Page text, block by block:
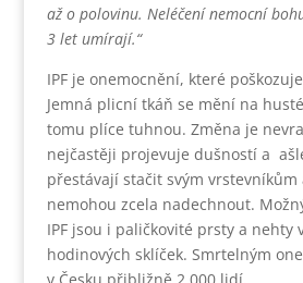
až o polovinu. Neléčení nemocní
3 let umírají.“
IPF je onemocnění, které
Jemná plicní tkáň se mění na
tomu plíce tuhnou. Změna je
nejčastěji projevuje dušností a
přestávají stačit svým vrstevníkům
nemohou zcela nadechnout.
IPF jsou i paličkovité prsty a nehty
hodinových sklíček. Smrtelným
v Česku přibližně 2 000 lidí.